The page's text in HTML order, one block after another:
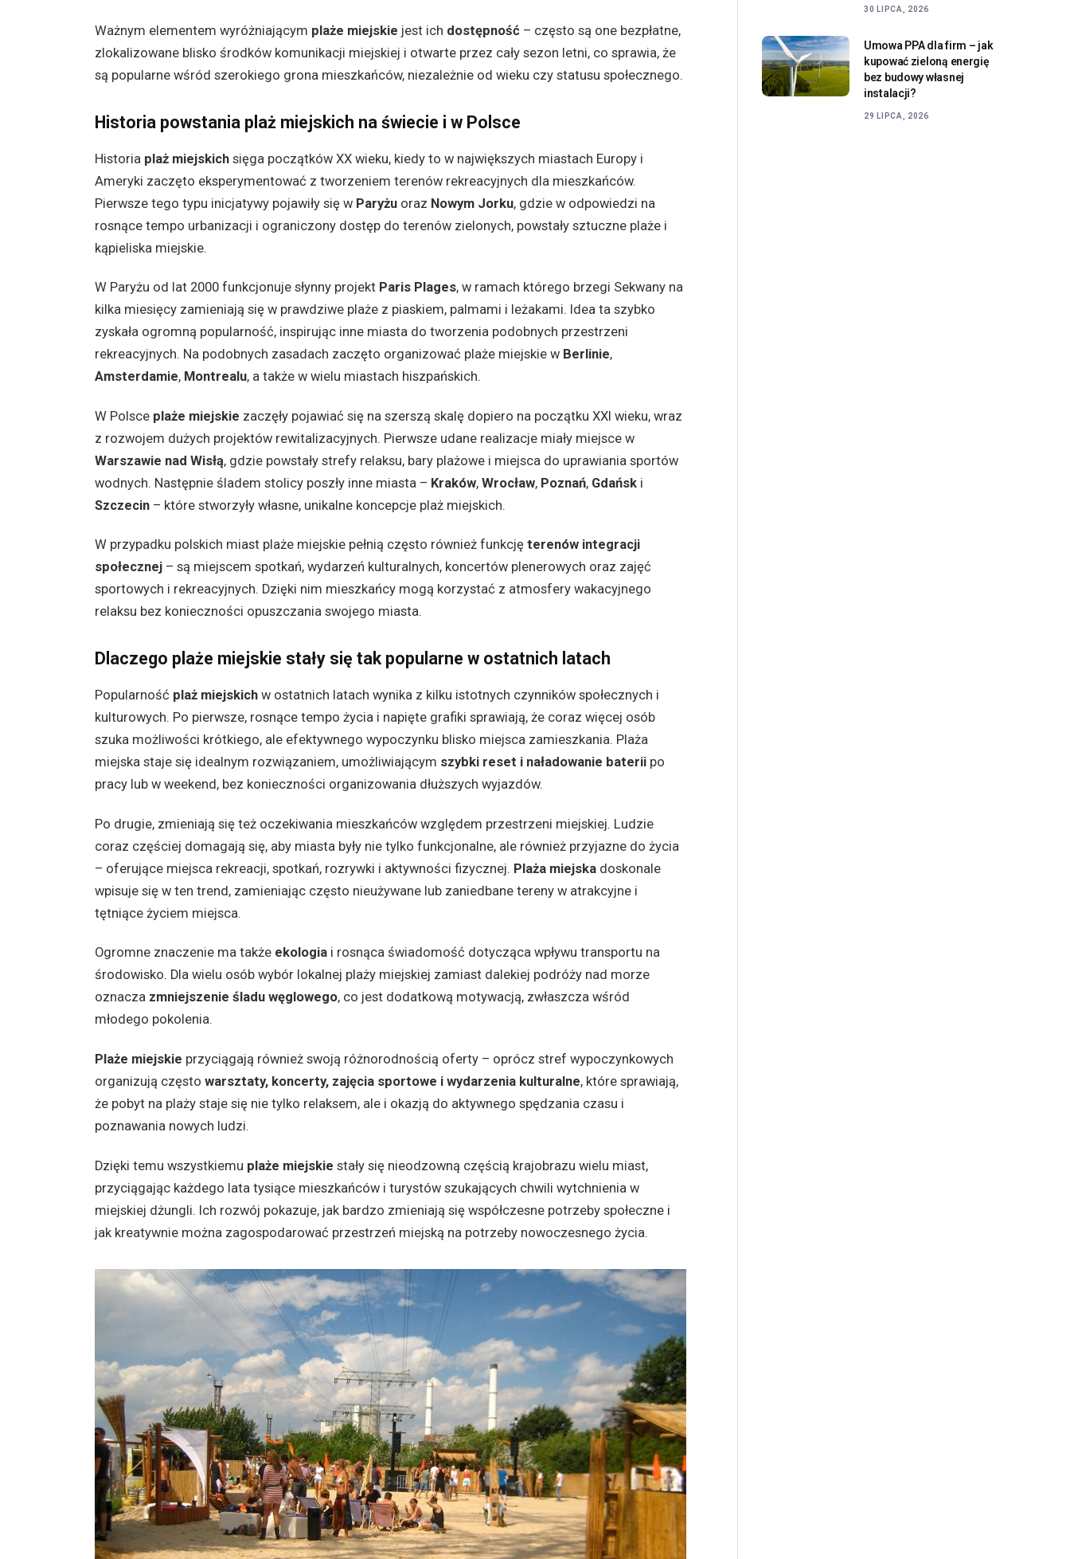
Ważnym elementem wyróżniającym plaże miejskie jest ich dostępność– często są one bezpłatne,
zlokalizowane blisko środków komunikacji miejskiej i otwarte przez cały sezon letni, co sprawia, że
są popularne wśród szerokiego grona mieszkańców, niezależnie od wieku czy statusu społecznego.
Historia powstania plaż miejskich na świecie i w Polsce
Historia plaż miejskichsięga początków XX wieku, kiedy to w największych miastach Europy i
Ameryki zaczęto eksperymentować z tworzeniem terenów rekreacyjnych dla mieszkańców.
Pierwsze tego typu inicjatywy pojawiły się w Paryżuoraz Nowym Jorku, gdzie w odpowiedzi na
rosnące tempo urbanizacji i ograniczony dostęp do terenów zielonych, powstały sztuczne plaże i
kąpieliska miejskie.
W Paryżu od lat 2000 funkcjonuje słynny projekt Paris Plages, w ramach którego brzegi Sekwany na
kilka miesięcy zamieniają się w prawdziwe plaże z piaskiem, palmami i leżakami. Idea ta szybko
zyskała ogromną popularność, inspirując inne miasta do tworzenia podobnych przestrzeni
rekreacyjnych. Na podobnych zasadach zaczęto organizować plaże miejskie w Berlinie,
Amsterdamie, Montrealu, a także w wielu miastach hiszpańskich.
W Polsce plaże miejskie zaczęły pojawiać się na szerszą skalę dopiero na początku XXI wieku, wraz
z rozwojem dużych projektów rewitalizacyjnych. Pierwsze udane realizacje miały miejsce w
Warszawie nad Wisłą, gdzie powstały strefy relaksu, bary plażowe i miejsca do uprawiania sportów
wodnych. Następnie śladem stolicy poszły inne miasta – Kraków, Wrocław, Poznań, Gdański
Szczecin– które stworzyły własne, unikalne koncepcje plaż miejskich.
W przypadku polskich miast plaże miejskie pełnią często również funkcję terenów integracji
społecznej– są miejscem spotkań, wydarzeń kulturalnych, koncertów plenerowych oraz zajęć
sportowych i rekreacyjnych. Dzięki nim mieszkańcy mogą korzystać z atmosfery wakacyjnego
relaksu bez konieczności opuszczania swojego miasta.
Dlaczego plaże miejskie stały się tak popularne w ostatnich latach
Popularność plaż miejskichw ostatnich latach wynika z kilku istotnych czynników społecznych i
kulturowych. Po pierwsze, rosnące tempo życia i napięte grafiki sprawiają, że coraz więcej osób
szuka możliwości krótkiego, ale efektywnego wypoczynku blisko miejsca zamieszkania. Plaża
miejska staje się idealnym rozwiązaniem, umożliwiającym szybki reset i naładowanie bateriipo
pracy lub w weekend, bez konieczności organizowania dłuższych wyjazdów.
Po drugie, zmieniają się też oczekiwania mieszkańców względem przestrzeni miejskiej. Ludzie
coraz częściej domagają się, aby miasta były nie tylko funkcjonalne, ale również przyjazne do życia
– oferujące miejsca rekreacji, spotkań, rozrywki i aktywności fizycznej. Plaża miejskadoskonale
wpisuje się w ten trend, zamieniając często nieużywane lub zaniedbane tereny w atrakcyjne i
tętniące życiem miejsca.
Ogromne znaczenie ma także ekologiai rosnąca świadomość dotycząca wpływu transportu na
środowisko. Dla wielu osób wybór lokalnej plaży miejskiej zamiast dalekiej podróży nad morze
oznacza zmniejszenie śladu węglowego, co jest dodatkową motywacją, zwłaszcza wśród
młodego pokolenia.
Plaże miejskie przyciągają również swoją różnorodnością oferty – oprócz stref wypoczynkowych
organizują często warsztaty, koncerty, zajęcia sportowe i wydarzenia kulturalne, które sprawiają,
że pobyt na plaży staje się nie tylko relaksem, ale i okazją do aktywnego spędzania czasu i
poznawania nowych ludzi.
Dzięki temu wszystkiemu plaże miejskie stały się nieodzowną częścią krajobrazu wielu miast,
przyciągając każdego lata tysiące mieszkańców i turystów szukających chwili wytchnienia w
miejskiej dżungli. Ich rozwój pokazuje, jak bardzo zmieniają się współczesne potrzeby społeczne i
jak kreatywnie można zagospodarować przestrzeń miejską na potrzeby nowoczesnego życia.
30 LIPCA, 2026
Umowa PPA dla firm – jak
kupować zieloną energię
bez budowy własnej
instalacji?
29 LIPCA, 2026